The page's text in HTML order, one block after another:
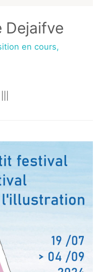
Dejaifve
en cours,